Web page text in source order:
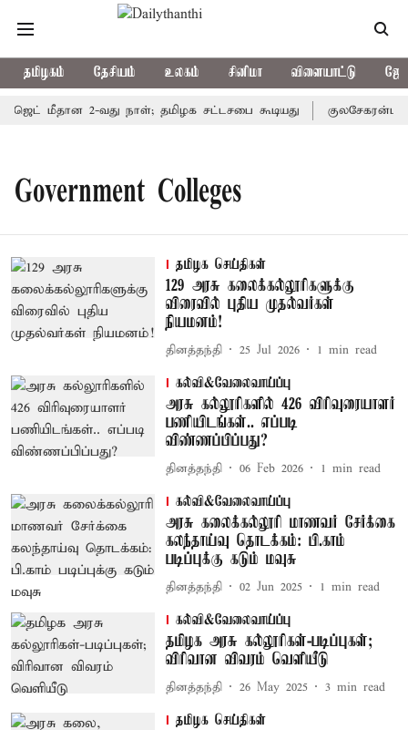
தமிழகம் தேசியம் உலகம் சினிமா விளையாட்டு
மீதான 2-வது நாள்; தமிழக சட்டசபை கூடியது
Government Colleges
தமிழக செய்திகள்
129 அரசு கலைக்கல்லூரிகளுக்கு
விரைவில் புதிய முதல்வர்கள்
நியமனம்!
தினத்தந்தி 25 Jul 2026 1 min read
கல்வி&வேலைவாய்ப்பு
அரசு கல்லூரிகளில் 426 விரிவுரையாளர்
பணியிடங்கள்.. எப்படி
விண்ணப்பிப்பது?
தினத்தந்தி 06 Feb 2026 1 min read
கல்வி&வேலைவாய்ப்பு
அரசு கலைக்கல்லூரி மாணவர் சேர்க்கை
கலந்தாய்வு தொடக்கம்: பி.காம்
படிப்புக்கு கடும் மவுசு
தினத்தந்தி 02 Jun 2025 1 min read
கல்வி&வேலைவாய்ப்பு
தமிழக அரசு கல்லூரிகள்-படிப்புகள்;
விரிவான விவரம் வெளியீடு
தினத்தந்தி 26 May 2025 3 min read
தமிழக செய்திகள்